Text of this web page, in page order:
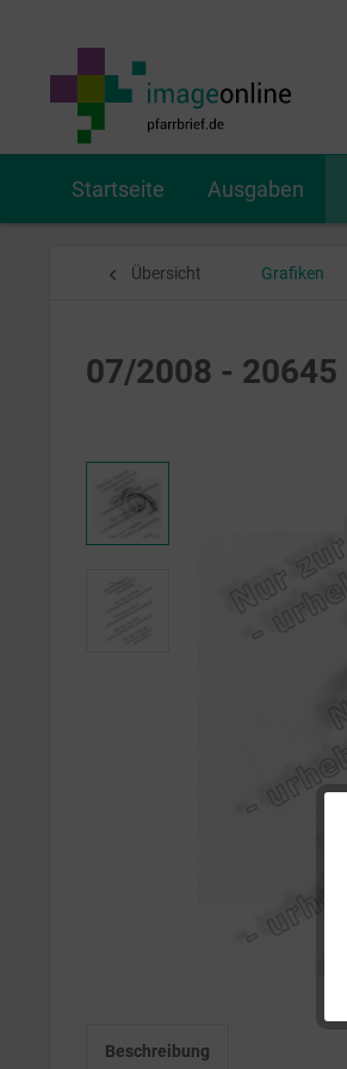
Startseite Ausgaben
Übersicht Grafiken
07/2008 - 20645
Beschreibung